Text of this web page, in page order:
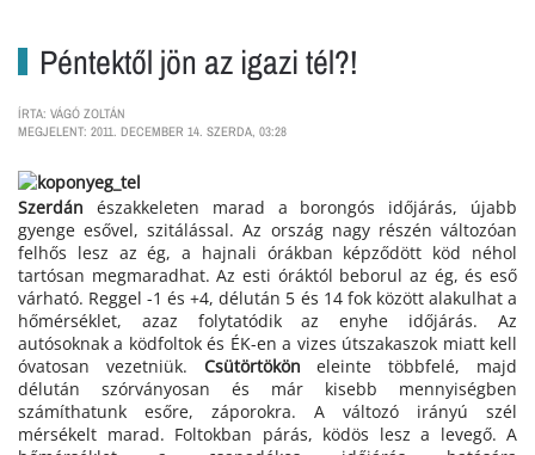
Péntektől jön az igazi tél?!
ÍRTA: VÁGÓ ZOLTÁN
MEGJELENT: 2011. DECEMBER 14. SZERDA, 03:28
Szerdán északkeleten marad a borongós időjárás, újabb
gyenge esővel, szitálással. Az ország nagy részén változóan
felhős lesz az ég, a hajnali órákban képződött köd néhol
tartósan megmaradhat. Az esti óráktól beborul az ég, és eső
várható. Reggel -1 és +4, délután 5 és 14 fok között alakulhat a
hőmérséklet, azaz folytatódik az enyhe időjárás. Az
autósoknak a ködfoltok és ÉK-en a vizes útszakaszok miatt kell
óvatosan vezetniük. Csütörtökön eleinte többfelé, majd
délután szórványosan és már kisebb mennyiségben
számíthatunk esőre, záporokra. A változó irányú szél
mérsékelt marad. Foltokban párás, ködös lesz a levegő. A